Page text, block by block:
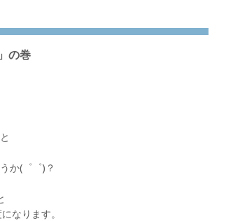
の巻
か(゜゜)？
なります。